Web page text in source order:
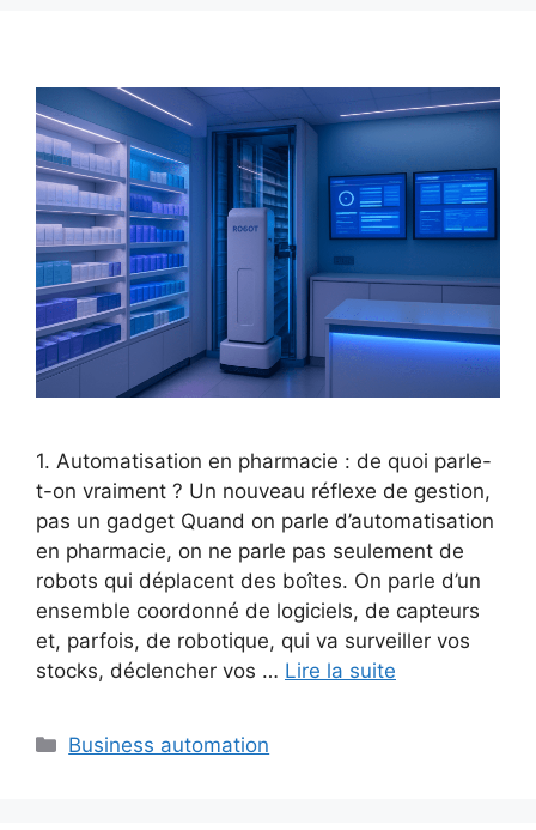
1. Automatisation en pharmacie : de quoi parle-
t-on vraiment ? Un nouveau réflexe de gestion,
pas un gadget Quand on parle d’automatisation
en pharmacie, on ne parle pas seulement de
robots qui déplacent des boîtes. On parle d’un
ensemble coordonné de logiciels, de capteurs
et, parfois, de robotique, qui va surveiller vos
stocks, déclencher vos … Lire la suite
Catégories
Business automation